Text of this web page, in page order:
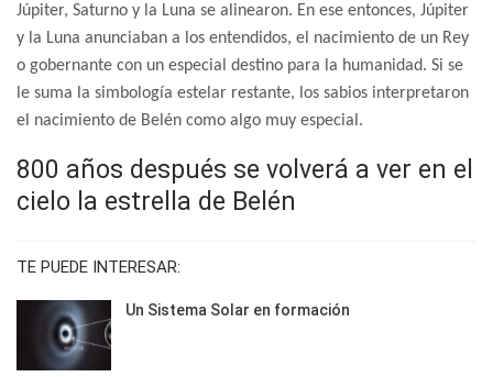
Júpiter, Saturno y la Luna se alinearon. En ese entonces, Júpiter
y la Luna anunciaban a los entendidos, el nacimiento de un Rey
o gobernante con un especial destino para la humanidad. Si se
le suma la simbología estelar restante, los sabios interpretaron
el nacimiento de Belén como algo muy especial.
800 años después se volverá a ver en el
cielo la estrella de Belén
TE PUEDE INTERESAR:
Un Sistema Solar en formación